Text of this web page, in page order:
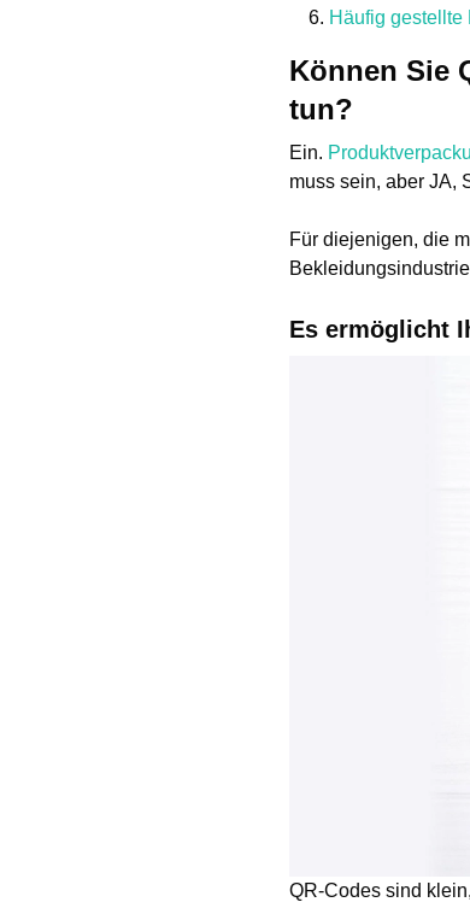
Häufig gestellte
Können Sie
tun?
Ein.
muss sein, aber JA,
Für diejenigen, die
Es ermöglicht
QR-Codes sind